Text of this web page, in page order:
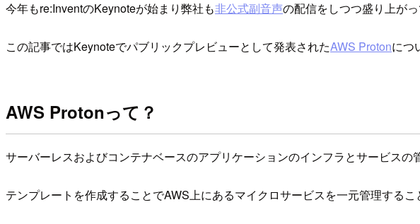
今年もre:InventのKeynoteが始まり弊社も非公式副音声の配信をしつつ盛り上がっ
この記事ではKeynoteでパブリックプレビューとして発表されたAWS Protonにつ
AWS Protonって？
サーバーレスおよびコンテナベースのアプリケーションのインフラとサービスの
テンプレートを作成することでAWS上にあるマイクロサービスを一元管理するこ